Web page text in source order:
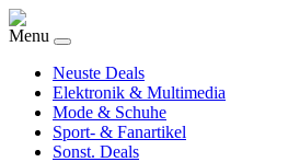
Menu
Neuste Deals
Elektronik & Multimedia
Mode & Schuhe
Sport- & Fanartikel
Sonst. Deals